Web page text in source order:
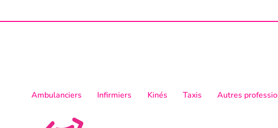
Ambulanciers
Infirmiers Kinés Taxis Autres